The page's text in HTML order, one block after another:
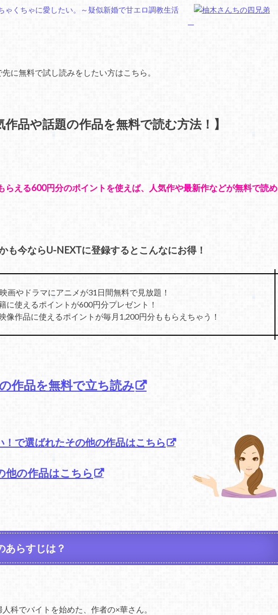
に無料で試し読みをしたい方はこちら。
作品や話題の作品を無料で読む方法！】
らえる600円分のポイントを使えば、人気作や最新作などが無料で読め
も今ならU-NEXTに登録するとこんなにお得！
画やドラマにアニメが31日間無料で見放題！
使えるポイントが600円分プレゼント！
作品に使えるポイントが毎月1,200円分ももらえちゃう！
作品を無料で立ち読み
！で選ばれたその他の作品はこちら
他の作品はこちら
あらすじは？
科でバイトを始めた、作者の×華さん。